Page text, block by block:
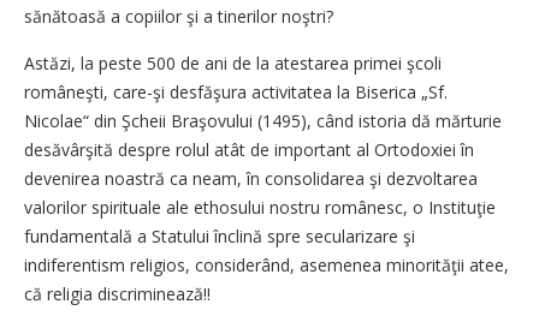
sănătoasă a copiilor şi a tinerilor noştri?
Astăzi, la peste 500 de ani de la atestarea primei şcoli
româneşti, care-şi desfăşura activitatea la Biserica „Sf.
Nicolae“ din Şcheii Braşovului (1495), când istoria dă mărturie
desăvârşită despre rolul atât de important al Ortodoxiei în
devenirea noastră ca neam, în consolidarea şi dezvoltarea
valorilor spirituale ale ethosului nostru românesc, o Instituţie
fundamentală a Statului înclină spre secularizare şi
indiferentism religios, considerând, asemenea minorităţii atee,
că religia discriminează!!